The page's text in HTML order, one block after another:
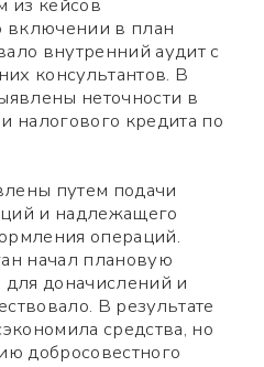
из кейсов
включении в план
внутренний аудит с
консультантов. В
неточности в
налогового кредита по
путем подачи
и надлежащего
операций.
начал плановую
доначислений и
В результате
средства, но
добросовестного